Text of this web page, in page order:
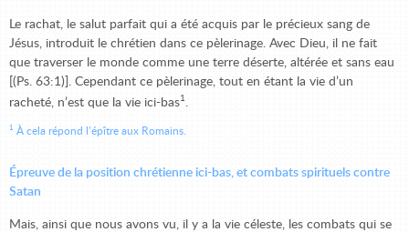
Le rachat, le salut parfait qui a été acquis par le précieux sang de
Jésus, introduit le chrétien dans ce pèlerinage. Avec Dieu, il ne fait
que traverser le monde comme une terre déserte, altérée et sans eau
[(Ps. 63:1)]. Cependant ce pèlerinage, tout en étant la vie d’un
racheté, n’est que la vie ici-bas1 .
1 À cela répond l’épître aux Romains.
Épreuve de la position chrétienne ici-bas, et combats spirituels contre
Satan
Mais, ainsi que nous avons vu, il y a la vie céleste, les combats qui se